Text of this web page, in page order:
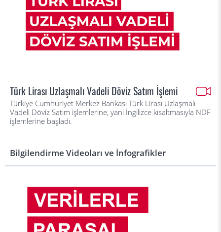
Türk Lirası Uzlaşmalı Vadeli Döviz Satım İşlemi
Türkiye Cumhuriyet Merkez Bankası Türk Lirası Uzlaşmalı
Vadeli Döviz Satım işlemlerine, yani İngilizce kısaltmasıyla NDF
işlemlerine başladı.
Bilgilendirme Videoları ve İnfografikler